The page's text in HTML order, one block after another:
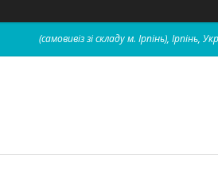
(самовивіз зі складу м. Ірпінь), Ірпінь,